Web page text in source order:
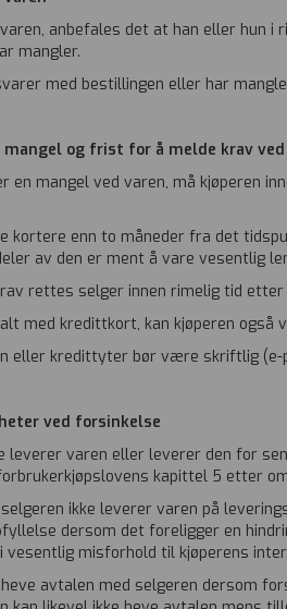
anbefales det at han eller hun
mangler.
med bestillingen eller har
mangel og frist for å melde krav
en mangel ved varen, må kjøperen
kortere enn to måneder fra det
av den er ment å vare vesentlig
rettes selger innen rimelig tid
med kredittkort, kan kjøperen
eller kredittyter bør være skriftlig
ved forsinkelse
leverer varen eller leverer den for
kapittel 5 etter
ikke leverer varen på
dersom det foreligger en
misforhold til kjøperens
heve avtalen med selgeren dersom